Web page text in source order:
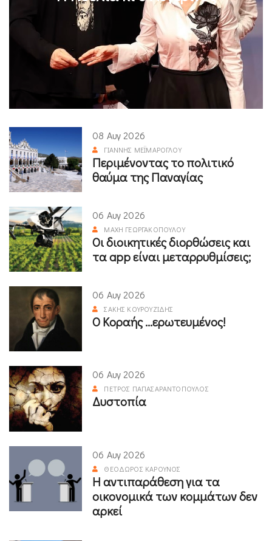
08 Αυγ 2026
ΓΙΆΝΝΗΣ ΜΕΪΜΆΡΟΓΛΟΥ
Περιμένοντας το πολιτικό
θαύμα της Παναγίας
06 Αυγ 2026
ΜΆΧΗ ΓΕΩΡΓΑΚΟΠΟΎΛΟΥ
Οι διοικητικές διορθώσεις και
τα app είναι μεταρρυθμίσεις;
06 Αυγ 2026
ΣΆΚΗΣ ΚΟΥΡΟΥΖΊΔΗΣ
Ο Κοραής ...ερωτευμένος!
06 Αυγ 2026
ΠΈΤΡΟΣ ΠΑΠΑΣΑΡΑΝΤΌΠΟΥΛΟΣ
Δυστοπία
06 Αυγ 2026
ΘΕΌΔΩΡΟΣ ΚΑΡΟΎΝΟΣ
Η αντιπαράθεση για τα
οικονομικά των κομμάτων δεν
αρκεί